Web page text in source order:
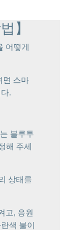
】
어떻게
면 스마
.
블루투
해 주세
상태를
고, 응원
색 불이